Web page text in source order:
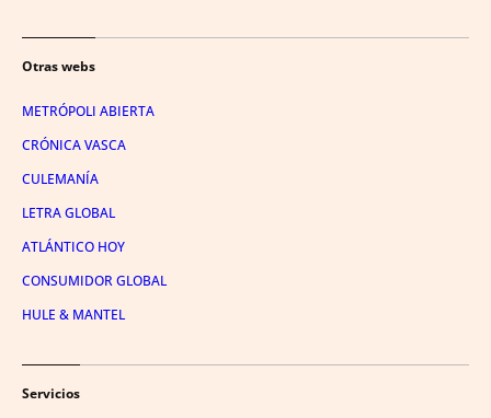
Otras webs
METRÓPOLI ABIERTA
CRÓNICA VASCA
CULEMANÍA
LETRA GLOBAL
ATLÁNTICO HOY
CONSUMIDOR GLOBAL
HULE & MANTEL
Servicios